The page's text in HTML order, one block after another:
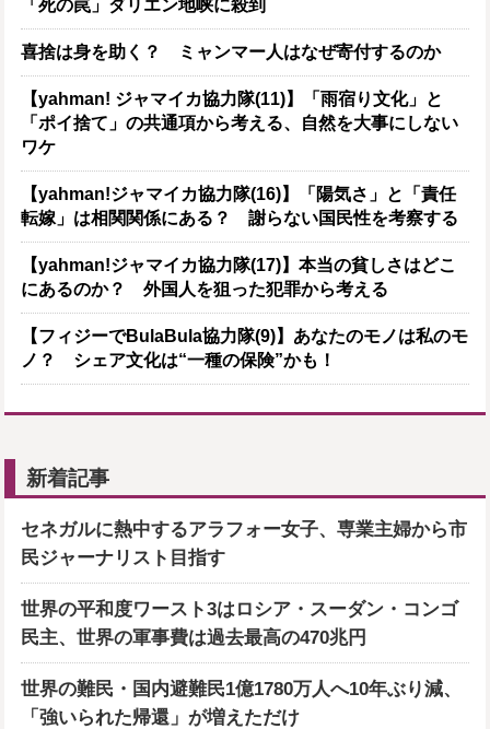
「死の罠」ダリエン地峡に殺到
喜捨は身を助く？ ミャンマー人はなぜ寄付するのか
【yahman! ジャマイカ協力隊(11)】「雨宿り文化」と
「ポイ捨て」の共通項から考える、自然を大事にしない
ワケ
【yahman!ジャマイカ協力隊(16)】「陽気さ」と「責任
転嫁」は相関関係にある？ 謝らない国民性を考察する
【yahman!ジャマイカ協力隊(17)】本当の貧しさはどこ
にあるのか？ 外国人を狙った犯罪から考える
【フィジーでBulaBula協力隊(9)】あなたのモノは私のモ
ノ？ シェア文化は“一種の保険”かも！
新着記事
セネガルに熱中するアラフォー女子、専業主婦から市
民ジャーナリスト目指す
世界の平和度ワースト3はロシア・スーダン・コンゴ
民主、世界の軍事費は過去最高の470兆円
世界の難民・国内避難民1億1780万人へ10年ぶり減、
「強いられた帰還」が増えただけ